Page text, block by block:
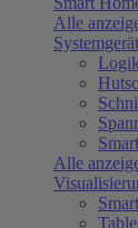
Alle
Alle